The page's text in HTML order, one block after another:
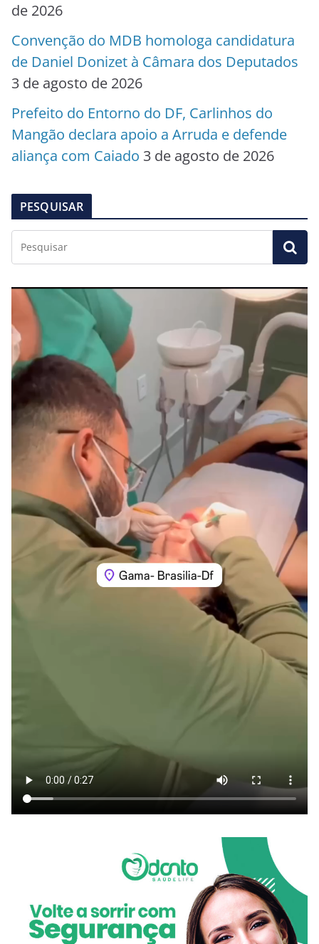
de 2026
Convenção do MDB homologa candidatura
de Daniel Donizet à Câmara dos Deputados
3 de agosto de 2026
Prefeito do Entorno do DF, Carlinhos do
Mangão declara apoio a Arruda e defende
aliança com Caiado 3 de agosto de 2026
PESQUISAR